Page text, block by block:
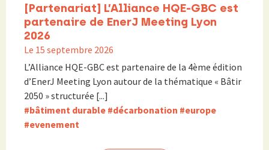
[Partenariat] L’Alliance HQE-GBC est
partenaire de EnerJ Meeting Lyon
2026
Le 15 septembre 2026
L’Alliance HQE-GBC est partenaire de la 4ème édition
d’EnerJ Meeting Lyon autour de la thématique « Bâtir
2050 » structurée [...]
#bâtiment durable #décarbonation #europe
#evenement